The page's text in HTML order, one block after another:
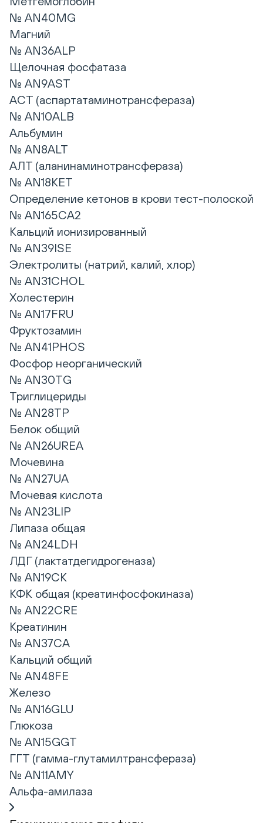
№ AN40MG
Магний
№ AN36ALP
Щелочная фосфатаза
№ AN9AST
АСТ (аспартатаминотрансфераза)
№ AN10ALB
Альбумин
№ AN8ALT
АЛТ (аланинаминотрансфераза)
№ AN18KET
Определение кетонов в крови тест-полоской
№ AN165CA2
Кальций ионизированный
№ AN39ISE
Электролиты (натрий, калий, хлор)
№ AN31CHOL
Холестерин
№ AN17FRU
Фруктозамин
№ AN41PHOS
Фосфор неорганический
№ AN30TG
Триглицериды
№ AN28TP
Белок общий
№ AN26UREA
Мочевина
№ AN27UA
Мочевая кислота
№ AN23LIP
Липаза общая
№ AN24LDH
ЛДГ (лактатдегидрогеназа)
№ AN19CK
КФК общая (креатинфосфокиназа)
№ AN22CRE
Креатинин
№ AN37CA
Кальций общий
№ AN48FE
Железо
№ AN16GLU
Глюкоза
№ AN15GGT
ГГТ (гамма-глутамилтрансфераза)
№ AN11AMY
Альфа-амилаза